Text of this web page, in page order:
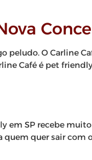
peludo. O Carline
Café é pet
em SP recebe
quer sair com